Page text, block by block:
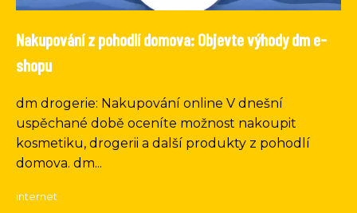
Nakupování z pohodlí domova: Objevte výhody dm e-
shopu
dm drogerie: Nakupování online V dnešní
uspěchané době oceníte možnost nakoupit
kosmetiku, drogerii a další produkty z pohodlí
domova. dm...
internet